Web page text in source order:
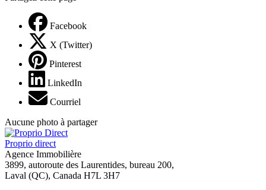
Facebook
X (Twitter)
Pinterest
LinkedIn
Courriel
Aucune photo à partager
Proprio direct
Agence Immobilière
3899, autoroute des Laurentides, bureau 200,
Laval (QC), Canada H7L 3H7